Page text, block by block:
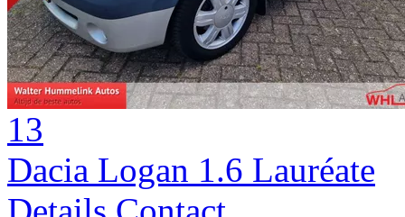
13
Dacia Logan 1.6 Lauréate